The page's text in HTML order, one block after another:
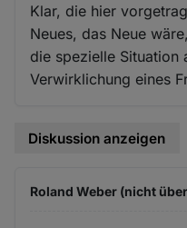
Klar, die hier
Neues, das Neue
die spezielle Situation
Verwirklichung eines
Diskussion anzeigen
Roland Weber (nicht